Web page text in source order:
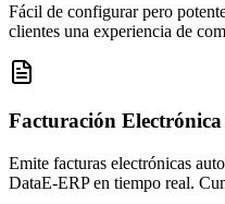
Fácil de configurar pero
clientes una experiencia de
Facturación Electrónica
Emite facturas electrónicas
DataE-ERP en tiempo real.